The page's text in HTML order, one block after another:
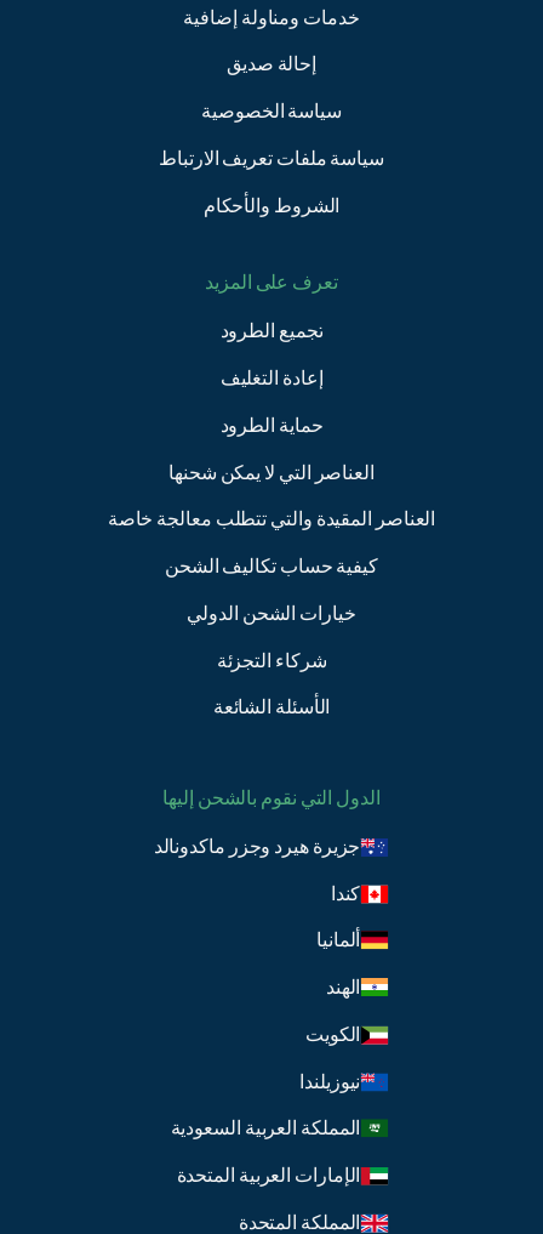
خدمات ومناولة إضافية
إحالة صديق
سياسة الخصوصية
سياسة ملفات تعريف الارتباط
الشروط والأحكام
تعرف على المزيد
تجميع الطرود
إعادة التغليف
حماية الطرود
العناصر التي لا يمكن شحنها
العناصر المقيدة والتي تتطلب معالجة خاصة
كيفية حساب تكاليف الشحن
خيارات الشحن الدولي
شركاء التجزئة
الأسئلة الشائعة
الدول التي نقوم بالشحن إليها
جزيرة هيرد وجزر ماكدونالد
كندا
ألمانيا
الهند
الكويت
نيوزيلندا
المملكة العربية السعودية
الإمارات العربية المتحدة
المملكة المتحدة